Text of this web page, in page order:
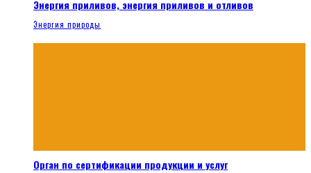
Энергия приливов, энергия приливов и отливов
Энергия природы
Орган по сертификации продукции и услуг